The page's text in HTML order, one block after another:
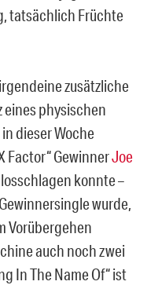
tatsächlich Früchte
zusätzliche
eines physischen
dieser Woche
Factor“ GewinnerJoe
konnte –
wurde,
Vorübergehen
auch noch zwei
In The Name Of“ ist